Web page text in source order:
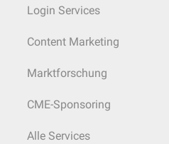
Login Services
Content Marketing
Marktforschung
CME-Sponsoring
Alle Services